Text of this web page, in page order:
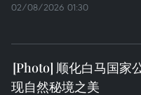
02/08/2026 01:30
顺化白马国家
现自然秘境之美